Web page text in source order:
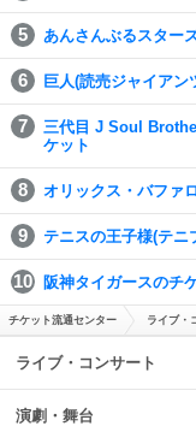
あんさんぶるスター
巨人(読売ジャイアン
三代目 J Soul
ケット
オリックス・バファ
テニスの王子様(テニ
阪神タイガースのチ
チケット流通センター ライブ・
ライブ・コンサート
演劇・舞台